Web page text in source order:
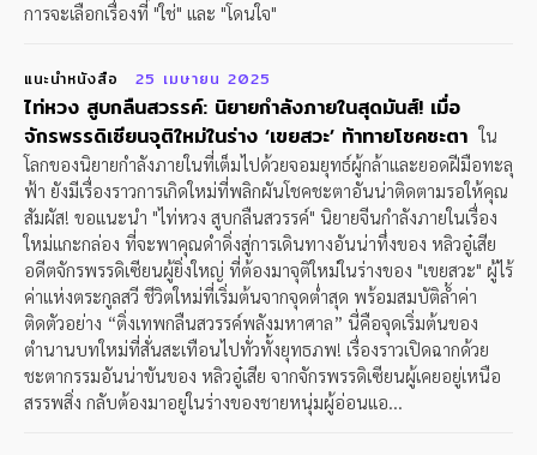
การจะเลือกเรื่องที่ "ใช่" และ "โดนใจ"
แนะนำหนังสือ 25 เมษายน 2025
ไท่หวง สูบกลืนสวรรค์: นิยายกำลังภายในสุดมันส์! เมื่อ
จักรพรรดิเซียนจุติใหม่ในร่าง ‘เขยสวะ’ ท้าทายโชคชะตา ใน
โลกของนิยายกำลังภายในที่เต็มไปด้วยจอมยุทธ์ผู้กล้าและยอดฝีมือทะลุ
ฟ้า ยังมีเรื่องราวการเกิดใหม่ที่พลิกผันโชคชะตาอันน่าติดตามรอให้คุณ
สัมผัส! ขอแนะนำ "ไท่หวง สูบกลืนสวรรค์" นิยายจีนกำลังภายในเรื่อง
ใหม่แกะกล่อง ที่จะพาคุณดำดิ่งสู่การเดินทางอันน่าทึ่งของ หลิวอู๋เสีย
อดีตจักรพรรดิเซียนผู้ยิ่งใหญ่ ที่ต้องมาจุติใหม่ในร่างของ "เขยสวะ" ผู้ไร้
ค่าแห่งตระกูลสวี ชีวิตใหม่ที่เริ่มต้นจากจุดต่ำสุด พร้อมสมบัติล้ำค่า
ติดตัวอย่าง “ติ่งเทพกลืนสวรรค์พลังมหาศาล” นี่คือจุดเริ่มต้นของ
ตำนานบทใหม่ที่สั่นสะเทือนไปทั่วทั้งยุทธภพ! เรื่องราวเปิดฉากด้วย
ชะตากรรมอันน่าขันของ หลิวอู๋เสีย จากจักรพรรดิเซียนผู้เคยอยู่เหนือ
สรรพสิ่ง กลับต้องมาอยู่ในร่างของชายหนุ่มผู้อ่อนแอ...